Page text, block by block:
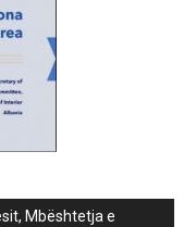
Mbështetja e